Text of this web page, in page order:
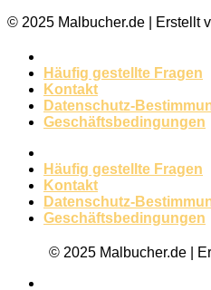
© 2025 Malbucher.de | Erstellt
Häufig gestellte Fragen
Kontakt
Datenschutz-
Geschäftsbedingungen
Häufig gestellte Fragen
Kontakt
Datenschutz-
Geschäftsbedingungen
© 2025 Malbucher.de |